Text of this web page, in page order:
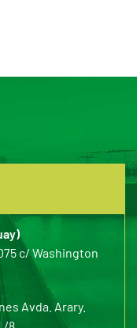
c/ Washington
Avda. Arary.